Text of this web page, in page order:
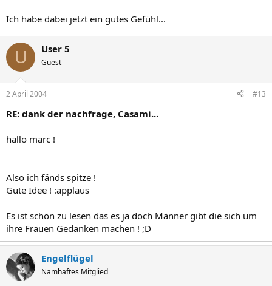
Ich habe dabei jetzt ein gutes Gefühl...
U User 5
Guest
2 April 2004 #13
RE: dank der nachfrage, Casami...
hallo marc !
Also ich fänds spitze !
Gute Idee ! :applaus
Es ist schön zu lesen das es ja doch Männer gibt die sich um
ihre Frauen Gedanken machen ! ;D
Engelflügel
Namhaftes Mitglied